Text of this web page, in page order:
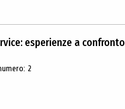
esperienze a confronto
2